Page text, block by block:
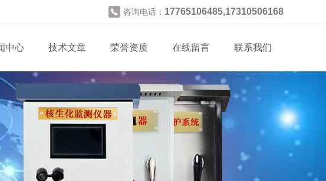
咨询电话： 17765106485,17310506168
中心 技术文章 荣誉资质 在线留言 联系我们